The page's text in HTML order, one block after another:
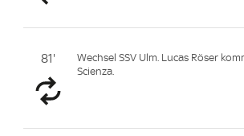
81'
Wechsel SSV Ulm. Lucas Röser
Scienza.